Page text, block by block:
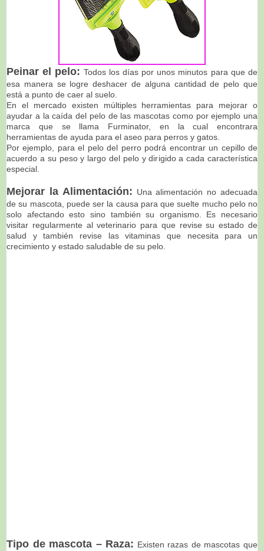
Peinar el pelo: Todos los días por unos minutos para que de
esa manera se logre deshacer de alguna cantidad de pelo que
está a punto de caer al suelo.
En el mercado existen múltiples herramientas para mejorar o
ayudar a la caída del pelo de las mascotas como por ejemplo una
marca que se llama Furminator, en la cual encontrara
herramientas de ayuda para el aseo para perros y gatos.
Por ejemplo, para el pelo del perro podrá encontrar un cepillo de
acuerdo a su peso y largo del pelo y dirigido a cada característica
especial.
Mejorar la Alimentación: Una alimentación no adecuada
de su mascota, puede ser la causa para que suelte mucho pelo no
solo afectando esto sino también su organismo. Es necesario
visitar regularmente al veterinario para que revise su estado de
salud y también revise las vitaminas que necesita para un
crecimiento y estado saludable de su pelo.
Tipo de mascota – Raza: Existen razas de mascotas que